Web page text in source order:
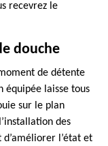
recevrez le
douche
de détente
équipée laisse tous
sur le plan
des
l’état et